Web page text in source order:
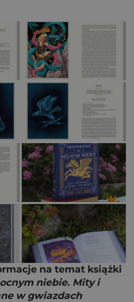
na temat książki
niebie. Mity i
w gwiazdach